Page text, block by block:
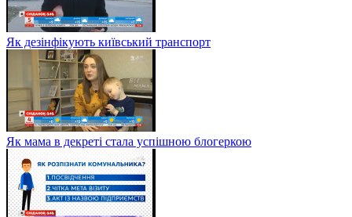
Як дезінфікують київський транспорт
Як мама в декреті стала успішною блогеркою